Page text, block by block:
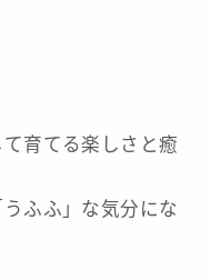
育てる楽しさと癒
ふふ」な気分にな